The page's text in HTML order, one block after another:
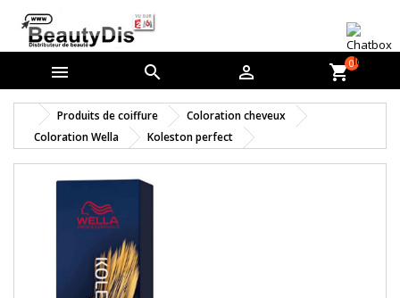
   shopping_cart0
Produits de coiffure
Coloration cheveux
Coloration Wella
Koleston perfect